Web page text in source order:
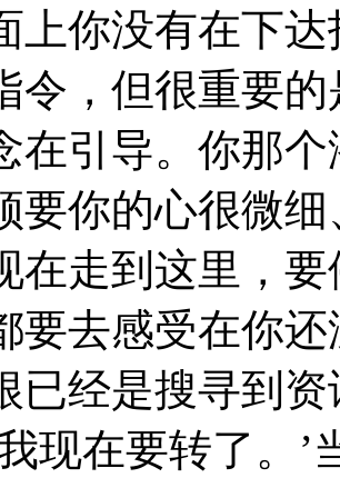
你没有在下达
令，但很重要
在引导。你那
要你的心很微
在走到这里，
要去感受在你
已经是搜寻到
现在要转了。